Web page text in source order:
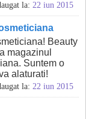
la: 22 iun 2015
Beauty
magazinul
Suntem o
alaturati!
la: 22 iun 2015